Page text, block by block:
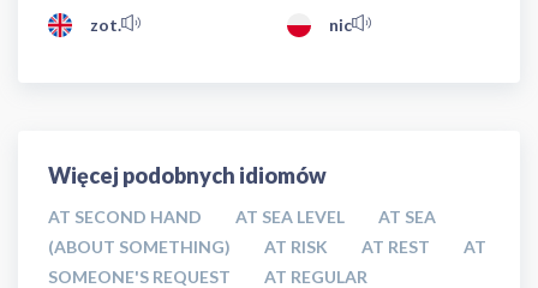
zot. nic
Więcej podobnych idiomów
AT SECOND HAND AT SEA LEVEL
AT SEA
(ABOUT SOMETHING)
AT RISK AT REST
AT
SOMEONE'S REQUEST
AT REGULAR